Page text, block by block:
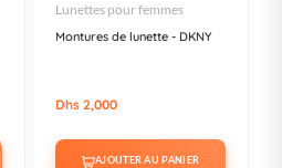
Lunettes pour femmes
Montures de lunette - DKNY
Dhs 2,000
AJOUTER AU PANIER